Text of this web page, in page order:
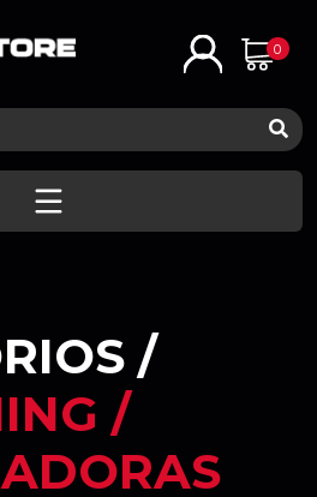
0
/
/